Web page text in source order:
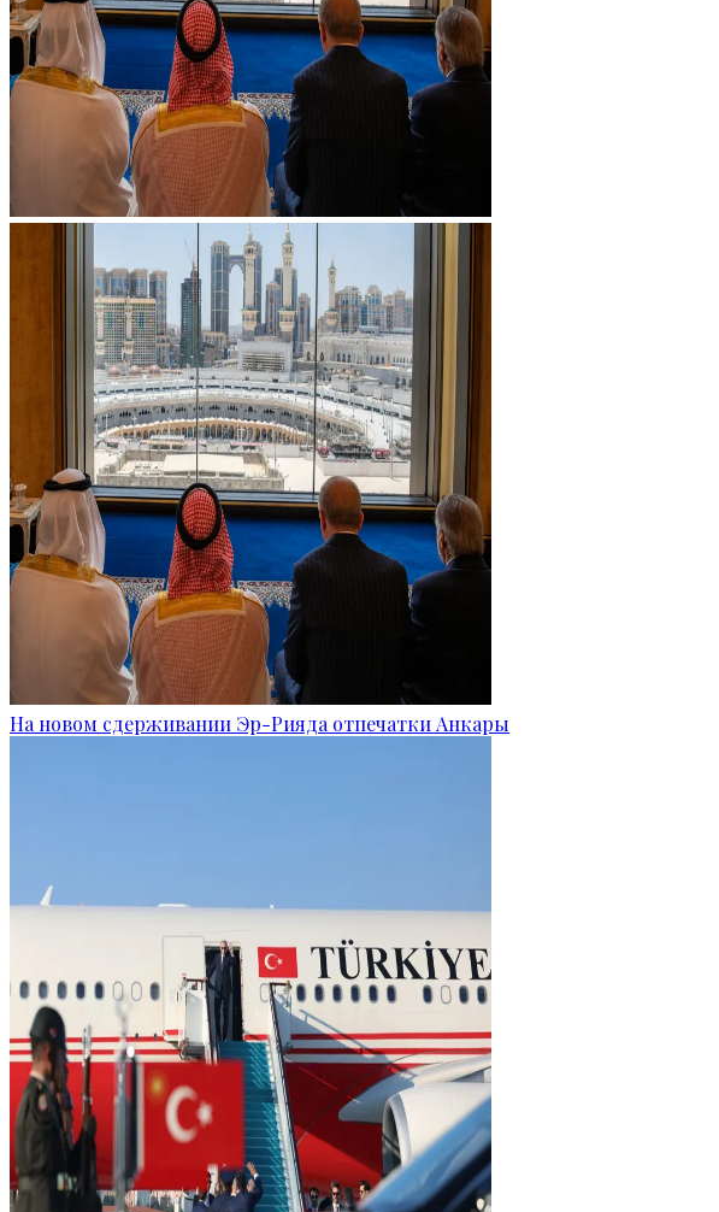
На новом сдерживании Эр-Рияда отпечатки Анкары